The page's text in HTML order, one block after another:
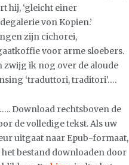
hij, ‘gleicht einer
von Kopien.’
zijn cichorei,
voor arme sloebers.
zwijg ik nog over de aloude
‘traduttori, traditori’….
Download rechtsboven de
de volledige tekst. Als uw
uitgaat naar Epub-formaat,
bestand downloaden door